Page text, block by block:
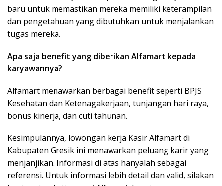
baru untuk memastikan mereka memiliki keterampilan
dan pengetahuan yang dibutuhkan untuk menjalankan
tugas mereka.
Apa saja benefit yang diberikan Alfamart kepada
karyawannya?
Alfamart menawarkan berbagai benefit seperti BPJS
Kesehatan dan Ketenagakerjaan, tunjangan hari raya,
bonus kinerja, dan cuti tahunan.
Kesimpulannya, lowongan kerja Kasir Alfamart di
Kabupaten Gresik ini menawarkan peluang karir yang
menjanjikan. Informasi di atas hanyalah sebagai
referensi. Untuk informasi lebih detail dan valid, silakan